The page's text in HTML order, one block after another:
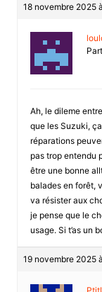
18 novembre 2025
Ah, le dileme
que les Suzuki,
réparations
pas trop entendu
être une bonne
balades en forêt,
va résister aux
je pense que le
usage. Si t’as un
19 novembre 2025